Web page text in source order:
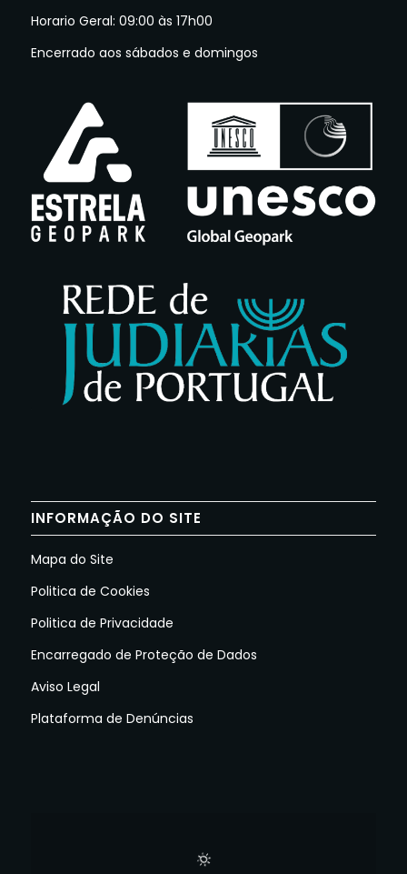
Horario Geral: 09:00 às 17h00
Encerrado aos sábados e domingos
INFORMAÇÃO DO SITE
Mapa do Site
Politica de Cookies
Politica de Privacidade
Encarregado de Proteção de Dados
Aviso Legal
Plataforma de Denúncias